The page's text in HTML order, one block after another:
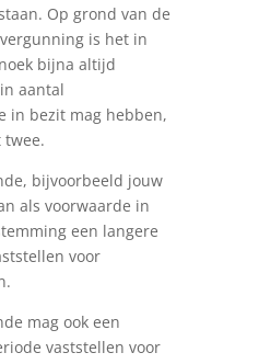
Op grond van de
is het in
bijna altijd
aantal
in bezit mag hebben,
twee.
bijvoorbeeld jouw
als voorwaarde in
een langere
voor
mag ook een
vaststellen voor